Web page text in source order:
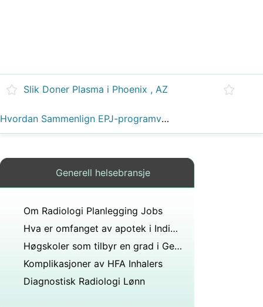
Slik Doner Plasma i Phoenix , AZ
Hvordan Sammenlign EPJ-programvare
Generell helsebransje
Om Radiologi Planlegging Jobs
Hva er omfanget av apotek i India .?
Høgskoler som tilbyr en grad i Genetic Counseling
Komplikasjoner av HFA Inhalers
Diagnostisk Radiologi Lønn